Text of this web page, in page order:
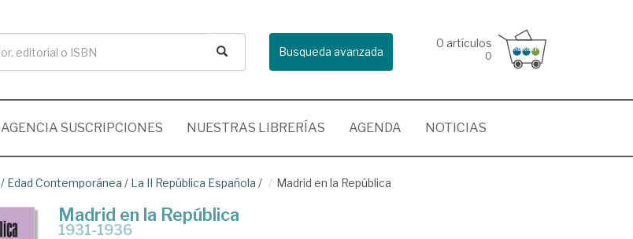
Busqueda avanzada
0 artículos
0
AGENCIA SUSCRIPCIONES NUESTRAS LIBRERÍAS AGENDA NOTICIAS
/ Edad Contemporánea / La II República Española / Madrid en la República
Madrid en la República
1931-1936